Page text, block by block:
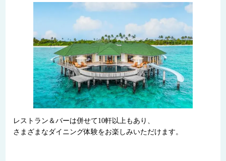
レストラン＆バーは併せて10軒以上もあり、
さまざまなダイニング体験をお楽しみいただけます。